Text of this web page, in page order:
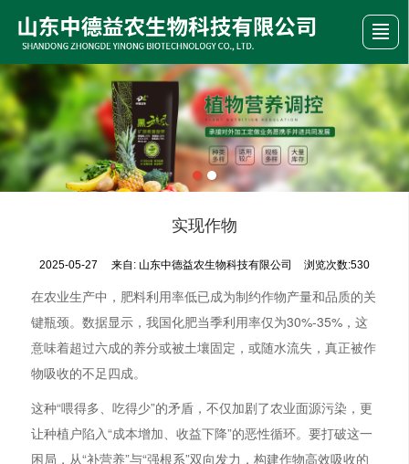
公司介绍 产品展示 新闻资讯 荣誉资质 行业动态 留言反馈 联系我们
实现作物
2025-05-27 来自: 山东中德益农生物科技有限公司 浏览次数:530
在农业生产中，肥料利用率低已成为制约作物产量和品质的关
键瓶颈。数据显示，我国化肥当季利用率仅为30%-35%，这
意味着超过六成的养分或被土壤固定，或随水流失，真正被作
物吸收的不足四成。
这种“喂得多、吃得少”的矛盾，不仅加剧了农业面源污染，更
让种植户陷入“成本增加、收益下降”的恶性循环。要打破这一
困局，从“补营养”与“强根系”双向发力，构建作物高效吸收的